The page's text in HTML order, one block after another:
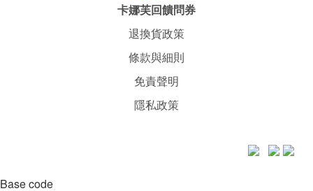
卡娜芙回饋問券
退換貨政策
條款與細則
免責聲明
隱私政策
Base code